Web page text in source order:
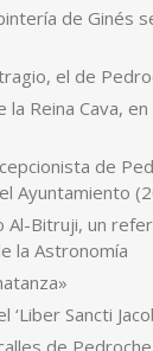
de Ginés
el de
la Reina Cava,
de
Ayuntamiento
Al-Bitruji, un
la Astronomía
‘Liber Sancti